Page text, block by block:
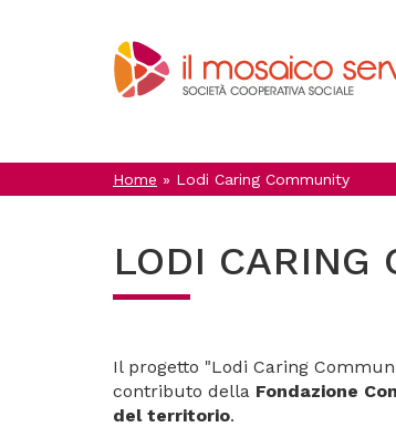
Home » Lodi Caring Community
LODI CARING
Il progetto "Lodi Caring
contributo della Fondazione
del territorio.